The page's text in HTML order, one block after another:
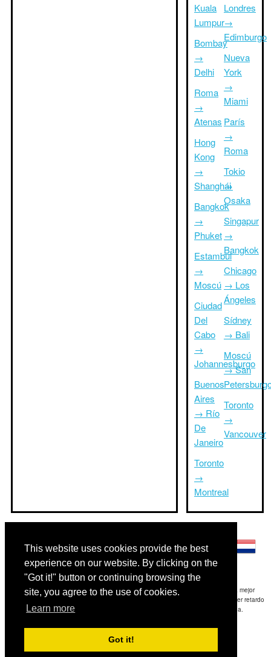
This website uses cookies provide the best
experience on our website. By clicking on the
"Got it!" button or continuing browsing the
site, you agree to the use of cookies.
Learn more
Got it!
Kuala
Lumpur
Bombay
→
Delhi
Roma
→
Atenas
Hong
Kong
→
Shanghái
Bangkok
→
Phuket
Estambul
→
Moscú
Ciudad
Del
Cabo
→
Johannesburgo
Buenos
Aires
→ Río
De
Janeiro
Toronto
→
Montreal
Londres
→
Edimburgo
Nueva
York
→
Miami
París
→
Roma
Tokio
→
Osaka
Singapur
→
Bangkok
Chicago
→ Los
Ángeles
Sídney
→ Bali
Moscú
→ San
Toronto
→
Vancouver
Exención de responsabilidad: La información mostrada en este sitio es nuestra mejor
estimación y sólo para su referencia.TripTimeTo.com no es responsable de cualquier retardo
de ida y / o consiguientes daños resultaron de la información proporcionada.
Copyright 2015-2026
Contact Usfor feedback.